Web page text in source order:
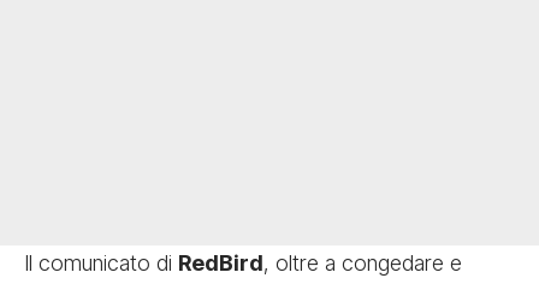
Il comunicato di RedBird, oltre a congedare e